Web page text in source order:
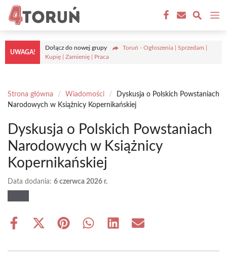
Przejdź
treści
UWAGA!
Dołącz do nowej grupy
Toruń - Ogłoszenia | Sprzedam |
Kupię | Zamienię | Praca
Strona główna / Wiadomości /
Dyskusja o Polskich Powstaniach
Narodowych w Książnicy Kopernikańskiej
Dyskusja o Polskich Powstaniach
Narodowych w Książnicy
Kopernikańskiej
Data dodania: 6 czerwca 2026 r.
Share
Share
(Twitter)
Share Share Share Share